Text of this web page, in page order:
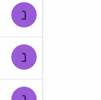
נ
נ